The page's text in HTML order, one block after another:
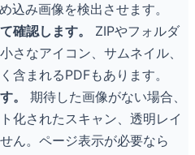
込み画像を検出させます。
確認します。
ZIPやフォルダ
さなアイコン、サムネイル、
含まれるPDFもあります。
。
期待した画像がない場合、
化されたスキャン、透明レイ
ん。ページ表示が必要なら